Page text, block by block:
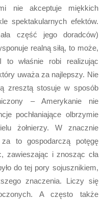
nie akceptuje miękkich
spektakularnych efektów.
część jego doradców)
realną siłą, to może,
właśnie robi realizując
uważa za najlepszy. Nie
zresztą stosuje w sposób
– Amerykanie nie
pochłaniające olbrzymie
żołnierzy. W znacznie
to gospodarczą potęgę
zawieszając i znosząc cła
do tej pory sojusznikiem,
znaczenia. Liczy się
A często także